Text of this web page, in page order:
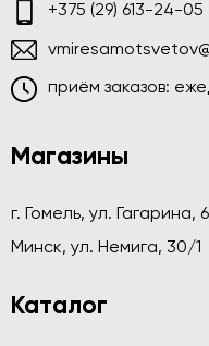
+375 (29) 613-24-05
приём заказов:
Магазины
г. Гомель, ул. Гагарина,
Минск, ул. Немига, 30/1
Каталог